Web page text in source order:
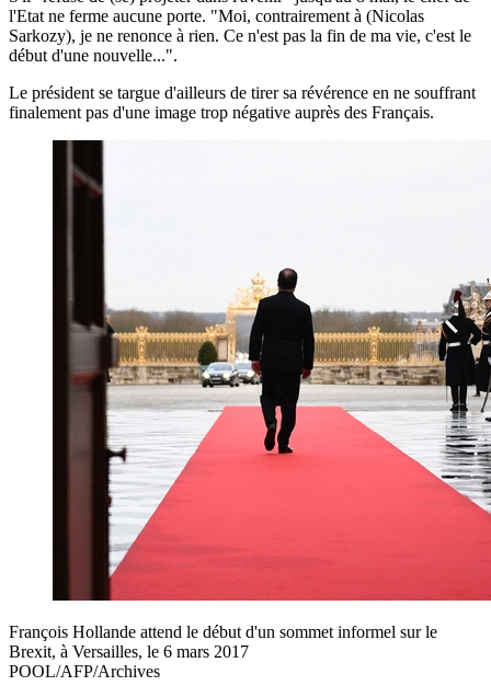
l'Etat ne ferme aucune porte. "Moi, contrairement à (Nicolas
Sarkozy), je ne renonce à rien. Ce n'est pas la fin de ma vie, c'est le
début d'une nouvelle...".
Le président se targue d'ailleurs de tirer sa révérence en ne souffrant
finalement pas d'une image trop négative auprès des Français.
François Hollande attend le début d'un sommet informel sur le
Brexit, à Versailles, le 6 mars 2017
POOL/AFP/Archives